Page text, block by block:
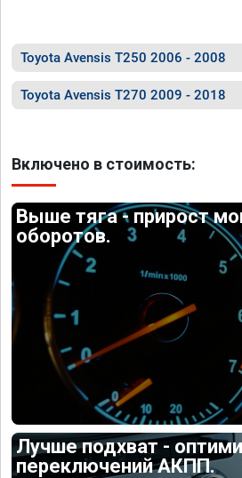
Toyota Avensis T250 2006 - 2008
Toyota Avensis T270 2009 - 2018
Включено в стоимость:
Выше тяга - прирост
оборотов.
Лучше подхват -
переключений АКПП.